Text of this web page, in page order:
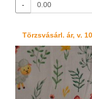
-
Törzsvásárl. ár, v.